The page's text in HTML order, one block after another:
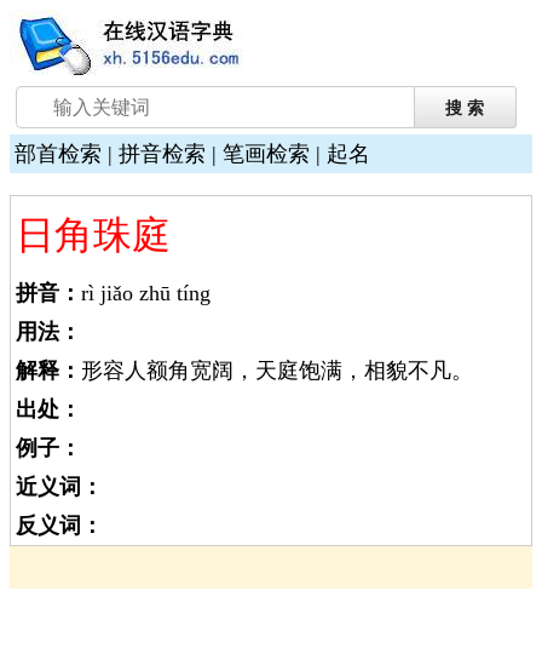
部首检索 | 拼音检索 | 笔画检索 | 起名
日角珠庭
拼音： rì jiǎo zhū tíng
用法：
解释： 形容人额角宽阔，天庭饱满，相貌不凡。
出处：
例子：
近义词：
反义词：